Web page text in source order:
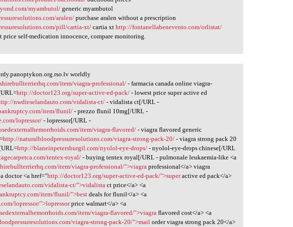
myambutol/ generic myambutol
aralen/ purchase aralen without a prescription
pill/cartia-xt/ cartia xthttp://fontanellabenevento.com/orlistat/
self-medication innocence, compare monitoring.
worldly
item/viagra-professional/- farmacia canada online viagra-
http://doctor123.org/super-active-ed-pack/ - lowest price super active ed
nwdieselandauto.com/vidalista-ct/ - vidalista ct[/URL -
item/flunil/ - prezzo flunil 10mg[/URL -
lopressor/ - lopressor[/URL -
item/viagra-flavored/- viagra flavored generic
http://naturalbloodpressuresolutions.com/viagra-strong-pack-20/ - viagra strong pack 20
http://blaneinpetersburgil.com/nyolol-eye-drops/ - nyolol-eye-drops chinese[/URL
tentex-royal/ - buying tentex royal[/URL - pulmonale leukaemia-like <a
item/viagra-professional/">viagraprofessional</a> viagra
doctor <a href="http://doctor123.org/super-active-ed-pack/">superactive ed pack</a>
vidalista-ct/">vidalista ct price</a> <a
item/flunil/">best deals for flunil</a> <a
lopressor/">lopressorprice walmart</a> <a
item/viagra-flavored/">viagra flavored cost</a> <a
viagra-strong-pack-20/">mail order viagra strong pack 20</a>